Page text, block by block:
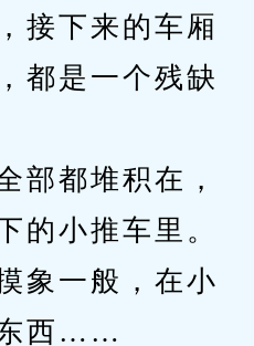
下来的车厢
都是一个残缺
都堆积在，
的小推车里。
一般，在小
东西……